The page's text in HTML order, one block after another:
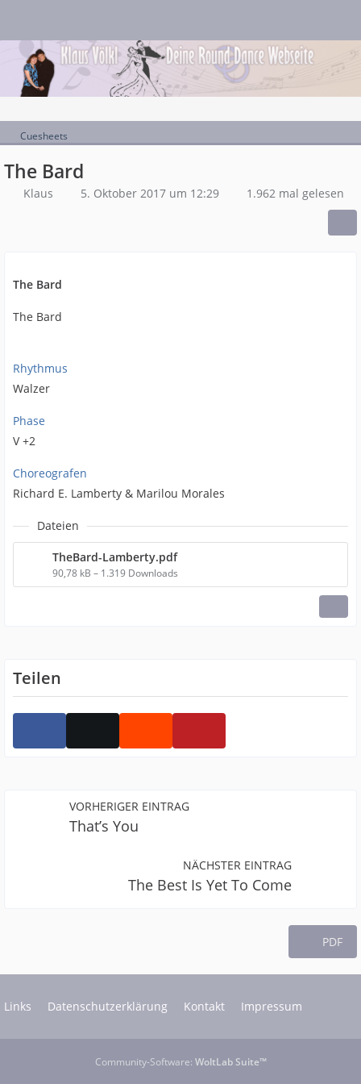
Cuesheets
The Bard
Klaus 5. Oktober 2017 um 12:29 1.962 mal gelesen
The Bard
The Bard
Rhythmus
Walzer
Phase
V +2
Choreografen
Richard E. Lamberty & Marilou Morales
Dateien
TheBard-Lamberty.pdf
90,78 kB – 1.319 Downloads
Teilen
VORHERIGER EINTRAG
That’s You
NÄCHSTER EINTRAG
The Best Is Yet To Come
PDF
Links Datenschutzerklärung Kontakt Impressum
Community-Software: WoltLab Suite™